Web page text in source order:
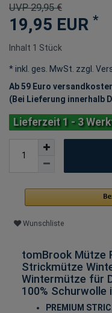
UVP 29,95 €
19,95 EUR *
Inhalt 1 Stück
* inkl. ges. MwSt. zzgl.
Ab 59 Euro
(Bei Lieferung innerhalb
Lieferzeit 1 - 3
Wunschliste
tomBrook Mütze
Strickmütze
Wintermütze für
100% Schurwolle
PREMIUM